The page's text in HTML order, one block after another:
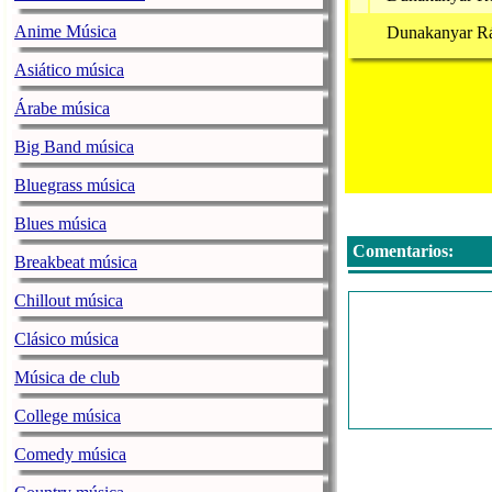
Anime Música
Asiático música
Árabe música
Big Band música
Bluegrass música
Blues música
Breakbeat música
Chillout música
Clásico música
Música de club
College música
Comedy música
Dunakanyar
Comentarios: